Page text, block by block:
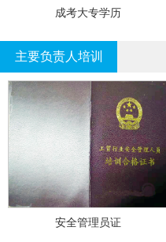
成考大专学历
主要负责人培训
安全管理员证